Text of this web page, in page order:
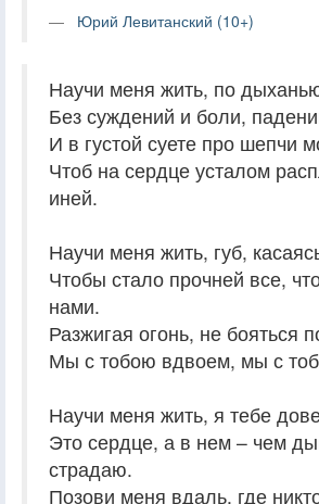
Юрий Левитанский (10+)
Научи меня жить, по
Без суждений и боли,
И в густой суете про шепчи
Чтоб на сердце усталом
иней.
Научи меня жить, губ,
Чтобы стало прочней все,
нами.
Разжигая огонь, не бояться
Мы с тобою вдвоем, мы с
Научи меня жить, я тебе
Это сердце, а в нем – чем
страдаю.
Позови меня вдаль, где